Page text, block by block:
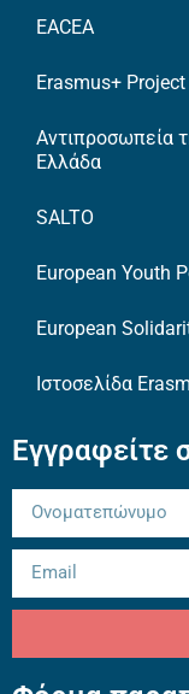
EACEA
Erasmus+
Αντιπροσωπεία
Ελλάδα
SALTO
European Youth
European
Ιστοσελίδα
Εγγραφείτε